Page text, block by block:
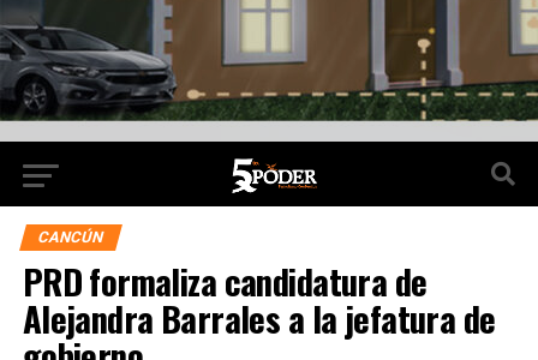
CANCÚN
PRD formaliza candidatura de
Alejandra Barrales a la jefatura de